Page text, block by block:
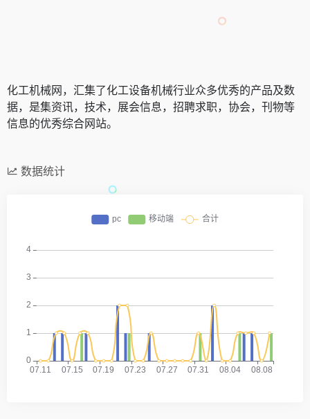
化工机械网，汇集了化工设备机械行业众多优秀的产品及数
据，是集资讯，技术，展会信息，招聘求职，协会，刊物等
信息的优秀综合网站。
数据统计